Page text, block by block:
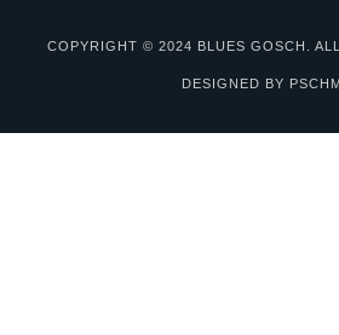
COPYRIGHT © 2024 BLUES GOSCH.
DESIGNED BY